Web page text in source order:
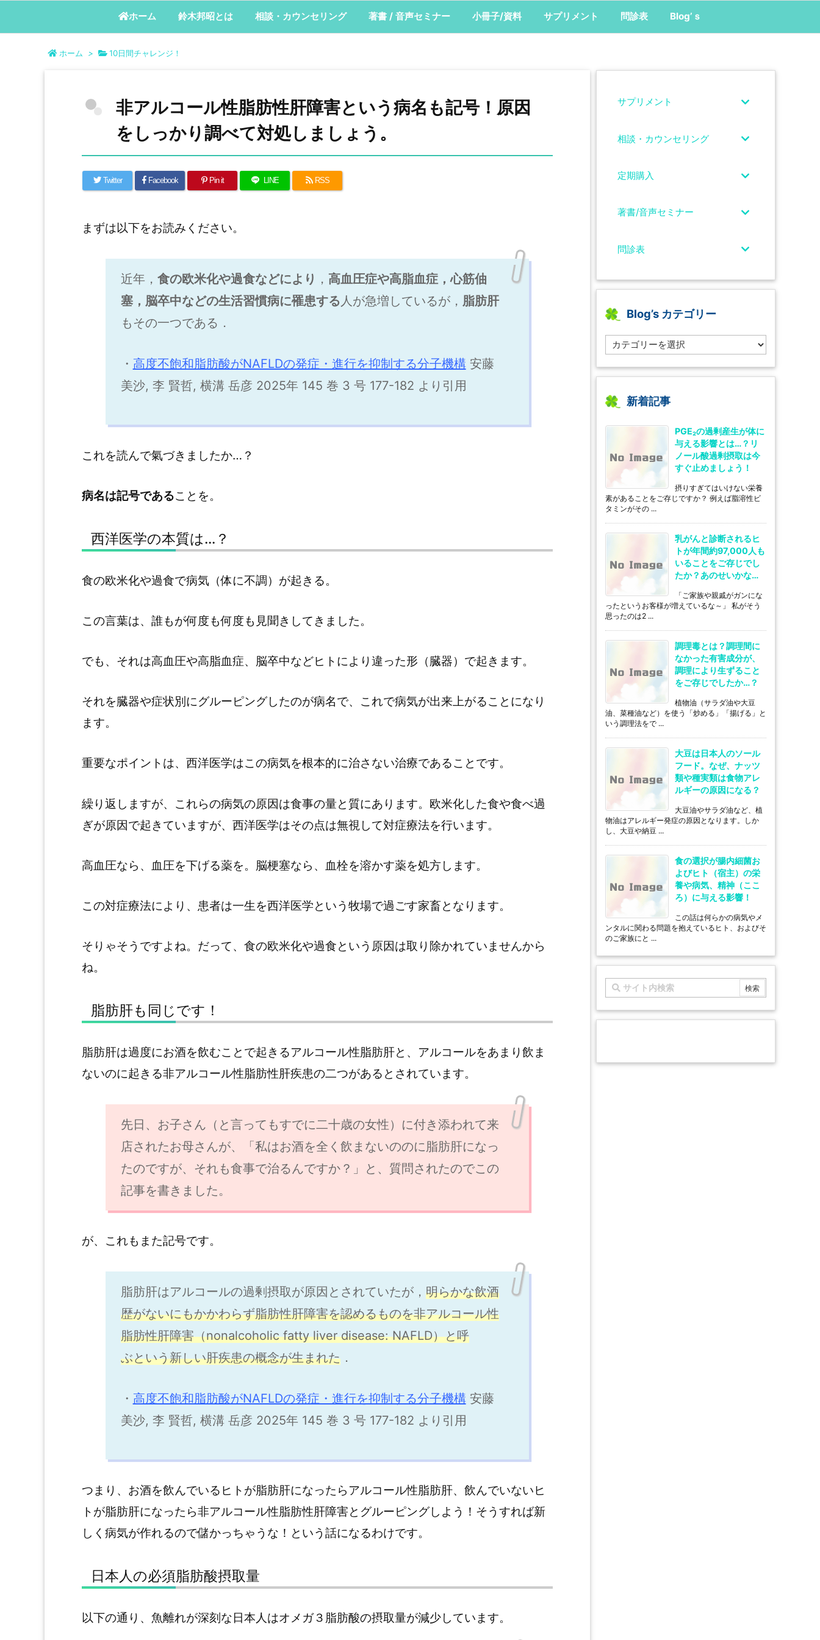
ホーム 鈴木邦昭とは 相談・カウンセリング 著書 / 音声セミナー 小冊子/資料 サプリメント 問診表 Blog’ｓ
ホーム > 10日間チャレンジ！
非アルコール性脂肪性肝障害という病名も記号！原因
をしっかり調べて対処しましょう。
Twitter Facebook Pin it LINE RSS
まずは以下をお読みください。
近年， 食の欧米化や過食などにより ， 高血圧症や高脂血症，心筋伷
塞，脳卒中などの生活習慣病に罹患する 人が急増しているが， 脂肪肝
もその一つである．
・ 高度不飽和脂肪酸がNAFLDの発症・進行を抑制する分子機構 安藤
美沙, 李 賢哲, 横溝 岳彦 2025年 145 巻 3 号 177-182 より引用
これを読んで氣づきましたか…？
病名は記号であることを。
西洋医学の本質は…？
食の欧米化や過食で病気（体に不調）が起きる。
この言葉は、誰もが何度も何度も見聞きしてきました。
でも、それは高血圧や高脂血症、脳卒中などヒトにより違った形（臓器）で起きます。
それを臓器や症状別にグルーピングしたのが病名で、これで病気が出来上がることになり
ます。
重要なポイントは、西洋医学はこの病気を根本的に治さない治療であることです。
繰り返しますが、これらの病気の原因は食事の量と質にあります。欧米化した食や食べ過
ぎが原因で起きていますが、西洋医学はその点は無視して対症療法を行います。
高血圧なら、血圧を下げる薬を。脳梗塞なら、血栓を溶かす薬を処方します。
この対症療法により、患者は一生を西洋医学という牧場で過ごす家畜となります。
そりゃそうですよね。だって、食の欧米化や過食という原因は取り除かれていませんから
ね。
脂肪肝も同じです！
脂肪肝は過度にお酒を飲むことで起きるアルコール性脂肪肝と、アルコールをあまり飲ま
ないのに起きる非アルコール性脂肪性肝疾患の二つがあるとされています。
先日、お子さん（と言ってもすでに二十歳の女性）に付き添われて来
店されたお母さんが、「私はお酒を全く飲まないののに脂肪肝になっ
たのですが、それも食事で治るんですか？」と、質問されたのでこの
記事を書きました。
が、これもまた記号です。
脂肪肝はアルコールの過剰摂取が原因とされていたが， 明らかな飲酒
歴がないにもかかわらず脂肪性肝障害を認めるものを非アルコール性
脂肪性肝障害（nonalcoholic fatty liver disease: NAFLD）と呼
ぶという新しい肝疾患の概念が生まれた．
・ 高度不飽和脂肪酸がNAFLDの発症・進行を抑制する分子機構 安藤
美沙, 李 賢哲, 横溝 岳彦 2025年 145 巻 3 号 177-182 より引用
つまり、お酒を飲んでいるヒトが脂肪肝になったらアルコール性脂肪肝、飲んでいないヒ
トが脂肪肝になったら非アルコール性脂肪性肝障害とグルーピングしよう！そうすれば新
しく病気が作れるので儲かっちゃうな！という話になるわけです。
日本人の必須脂肪酸摂取量
以下の通り、魚離れが深刻な日本人はオメガ３脂肪酸の摂取量が減少しています。
サプリメント
相談・カウンセリング
定期購入
著書/音声セミナー
問診表
Blog’s カテゴリー
l
g’s
テ
リ
新着記事
PGE₂の過剰産生が体に
与える影響とは…？リ
ノール酸過剰摂取は今
すぐ止めましょう！
摂りすぎてはいけない栄養
素があることをご存じですか？ 例えば脂溶性ビ
タミンがその ...
乳がんと診断されるヒ
トが年間約97,000人も
いることをご存じでし
たか？あのせいかな…
「ご家族や親戚がガンにな
ったというお客様が増えているな～」 私がそう
思ったのは2 ...
調理毒とは？調理間に
なかった有害成分が、
調理により生ずること
をご存じでしたか…？
植物油（サラダ油や大豆
油、菜種油など）を使う「炒める」「揚げる」と
いう調理法をで ...
大豆は日本人のソール
フード。なぜ、ナッツ
類や種実類は食物アレ
ルギーの原因になる？
大豆油やサラダ油など、植
物油はアレルギー発症の原因となります。しか
し、大豆や納豆 ...
食の選択が腸内細菌お
よびヒト（宿主）の栄
養や病気、精神（ここ
ろ）に与える影響！
この話は何らかの病気やメ
ンタルに関わる問題を抱えているヒト、およびそ
のご家族にと ...